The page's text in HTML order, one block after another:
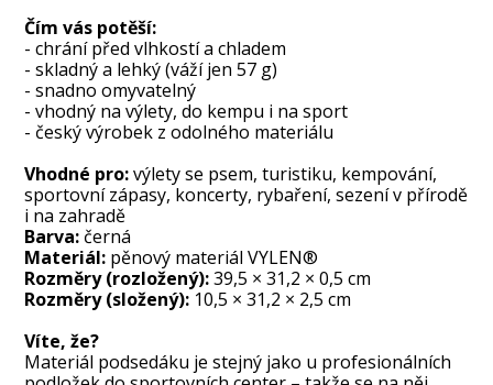
Čím vás potěší:
- chrání před vlhkostí a chladem
- skladný a lehký (váží jen 57 g)
- snadno omyvatelný
- vhodný na výlety, do kempu i na sport
- český výrobek z odolného materiálu
Vhodné pro:výlety se psem, turistiku, kempování,
sportovní zápasy, koncerty, rybaření, sezení v přírodě
i na zahradě
Barva: černá
Materiál: pěnový materiál VYLEN®
Rozměry (rozložený):39,5 × 31,2 × 0,5 cm
Rozměry (složený): 10,5 × 31,2 × 2,5 cm
Víte, že?
Materiál podsedáku je stejný jako u profesionálních